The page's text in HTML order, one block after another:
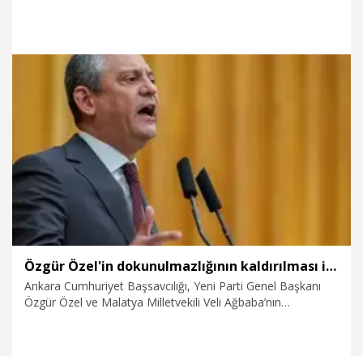
Gündem
Özgür Özel'in dokunulmazlığının kaldırılması için hazırlanan fezleke Adalet Bakanlığı’na gönderildi
Ankara Cumhuriyet Başsavcılığı, Yeni Parti Genel Başkanı
Özgür Özel ve Malatya Milletvekili Veli Ağbaba’nın